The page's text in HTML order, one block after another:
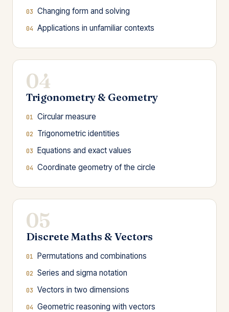
Changing form and solving
Applications in unfamiliar contexts
04
Trigonometry & Geometry
Circular measure
Trigonometric identities
Equations and exact values
Coordinate geometry of the circle
05
Discrete Maths & Vectors
Permutations and combinations
Series and sigma notation
Vectors in two dimensions
Geometric reasoning with vectors